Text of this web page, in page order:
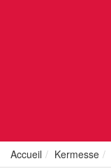
Accueil Kermesse